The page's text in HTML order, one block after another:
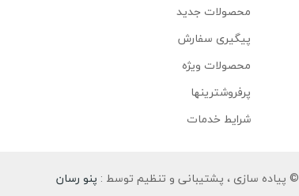
محصولات جدید
پیگیری سفارش
محصولات ویژه
پرفروشترینها
شرایط خدمات
© پیاده سازی ، پشتیبانی و تنظیم توسط : پنو رسان